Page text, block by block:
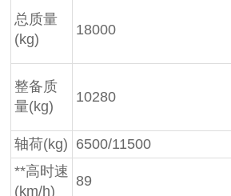
总质量
(kg)
18000
整备质
量(kg)
10280
轴荷(kg) 6500/11500
**高时速
(km/h)
89